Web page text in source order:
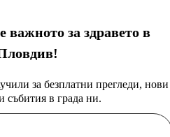
важното за здравето в
за безплатни прегледи, нови
събития в града ни.